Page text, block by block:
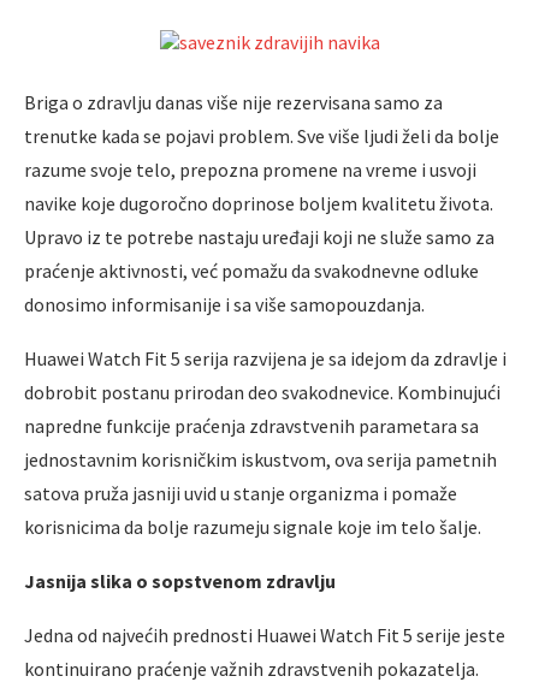
Briga o zdravlju danas više nije rezervisana samo za
trenutke kada se pojavi problem. Sve više ljudi želi da bolje
razume svoje telo, prepozna promene na vreme i usvoji
navike koje dugoročno doprinose boljem kvalitetu života.
Upravo iz te potrebe nastaju uređaji koji ne služe samo za
praćenje aktivnosti, već pomažu da svakodnevne odluke
donosimo informisanije i sa više samopouzdanja.
Huawei Watch Fit 5 serija razvijena je sa idejom da zdravlje i
dobrobit postanu prirodan deo svakodnevice. Kombinujući
napredne funkcije praćenja zdravstvenih parametara sa
jednostavnim korisničkim iskustvom, ova serija pametnih
satova pruža jasniji uvid u stanje organizma i pomaže
korisnicima da bolje razumeju signale koje im telo šalje.
Jasnija slika o sopstvenom zdravlju
Jedna od najvećih prednosti Huawei Watch Fit 5 serije jeste
kontinuirano praćenje važnih zdravstvenih pokazatelja.